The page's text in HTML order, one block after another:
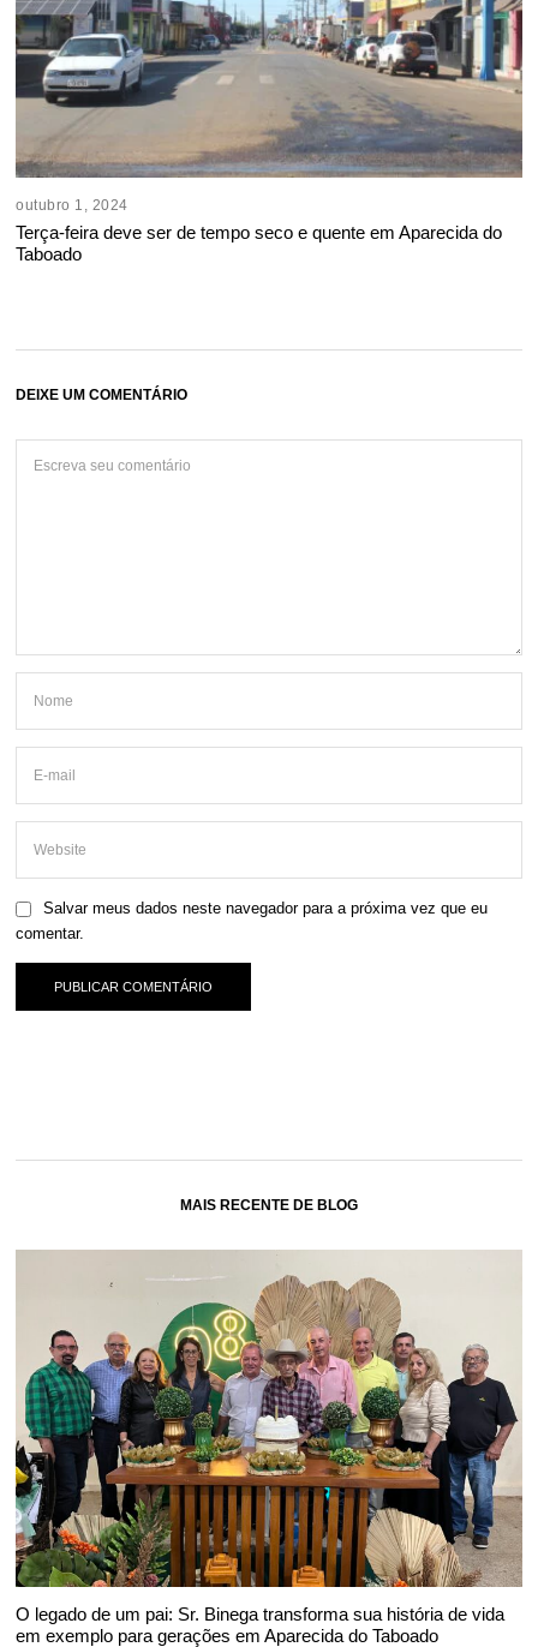
outubro 1, 2024
Terça-feira deve ser de tempo seco e quente em Aparecida do
Taboado
DEIXE UM COMENTÁRIO
Salvar meus dados neste navegador para a próxima vez que eu
comentar.
MAIS RECENTE DE BLOG
O legado de um pai: Sr. Binega transforma sua história de vida
em exemplo para gerações em Aparecida do Taboado